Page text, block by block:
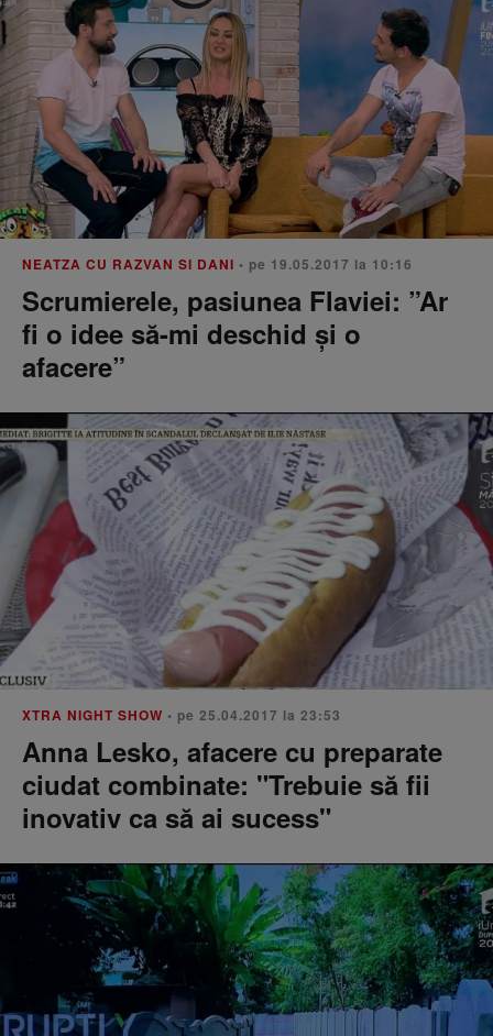
NEATZA CU RAZVAN SI DANI • pe 19.05.2017 la 10:16
Scrumierele, pasiunea Flaviei: ”Ar
fi o idee să-mi deschid şi o
afacere”
XTRA NIGHT SHOW • pe 25.04.2017 la 23:53
Anna Lesko, afacere cu preparate
ciudat combinate: "Trebuie să fii
inovativ ca să ai sucess"